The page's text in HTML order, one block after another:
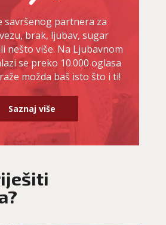
savršenog partnera za
brak, ljubav, sugar
nešto više. Na Ljubavnom
se preko 10.000 oglasa
možda baš isto što i ti!
Saznaj više